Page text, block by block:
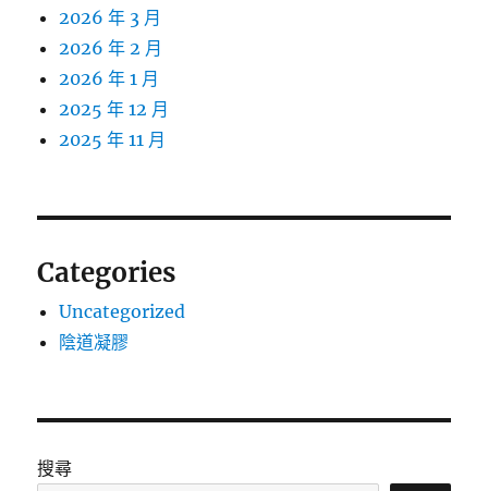
2026 年 3 月
2026 年 2 月
2026 年 1 月
2025 年 12 月
2025 年 11 月
Categories
Uncategorized
陰道凝膠
搜尋